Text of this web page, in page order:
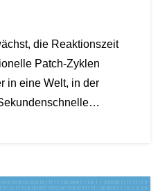
die Reaktionszeit
Patch-Zyklen
in eine Welt, in der